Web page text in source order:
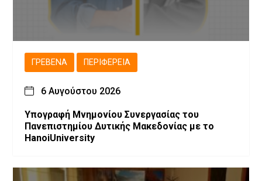
ΓΡΕΒΕΝΆ ΠΕΡΙΦΈΡΕΙΑ
6 Αυγούστου 2026
Υπογραφή Μνημονίου Συνεργασίας του
Πανεπιστημίου Δυτικής Μακεδονίας με το
HanoiUniversity